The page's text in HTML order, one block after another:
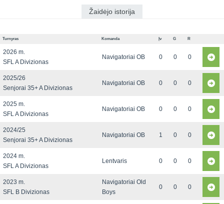
Žaidėjo istorija
Turnyras Komanda Įv G R
2026 m.
SFL A Divizionas
Navigatoriai OB 0 0 0
2025/26
Senjorai 35+ A Divizionas
Navigatoriai OB 0 0 0
2025 m.
SFL A Divizionas
Navigatoriai OB 0 0 0
2024/25
Senjorai 35+ A Divizionas
Navigatoriai OB 1 0 0
2024 m.
SFL A Divizionas
Lentvaris 0 0 0
2023 m.
SFL B Divizionas
Navigatoriai Old
Boys
0 0 0